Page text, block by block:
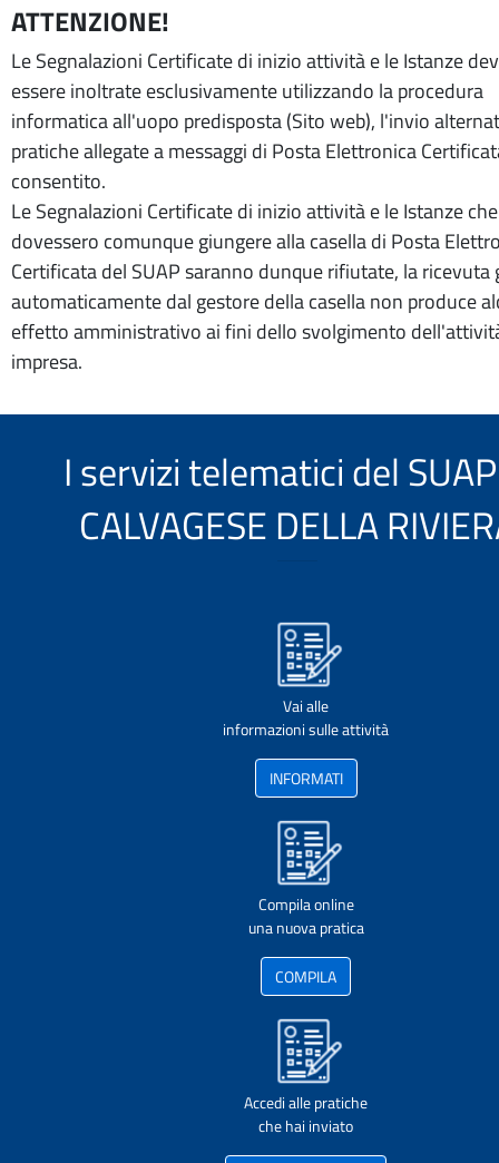
ATTENZIONE!
Le Segnalazioni Certificate di inizio attività e le Istanze
essere inoltrate esclusivamente utilizzando la procedura
informatica all'uopo predisposta (Sito web), l'invio
pratiche allegate a messaggi di Posta Elettronica
consentito.
Le Segnalazioni Certificate di inizio attività e le Istanze che
dovessero comunque giungere alla casella di Posta
Certificata del SUAP saranno dunque rifiutate, la ricevuta
automaticamente dal gestore della casella non produce
effetto amministrativo ai fini dello svolgimento
impresa.
I servizi telematici del
CALVAGESE DELLA
Vai alle
informazioni sulle attività
INFORMATI
Compila online
una nuova pratica
COMPILA
Accedi alle pratiche
che hai inviato